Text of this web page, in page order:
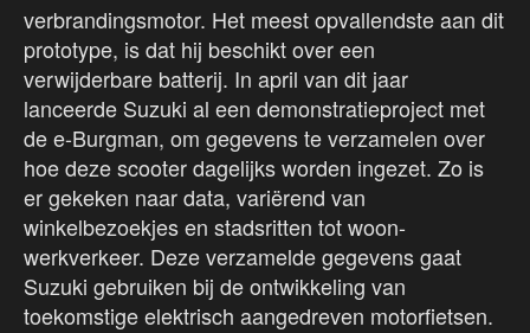
verbrandingsmotor. Het meest opvallendste aan dit
prototype, is dat hij beschikt over een
verwijderbare batterij. In april van dit jaar
lanceerde Suzuki al een demonstratieproject met
de e-Burgman, om gegevens te verzamelen over
hoe deze scooter dagelijks worden ingezet. Zo is
er gekeken naar data, variërend van
winkelbezoekjes en stadsritten tot woon-
werkverkeer. Deze verzamelde gegevens gaat
Suzuki gebruiken bij de ontwikkeling van
toekomstige elektrisch aangedreven motorfietsen.